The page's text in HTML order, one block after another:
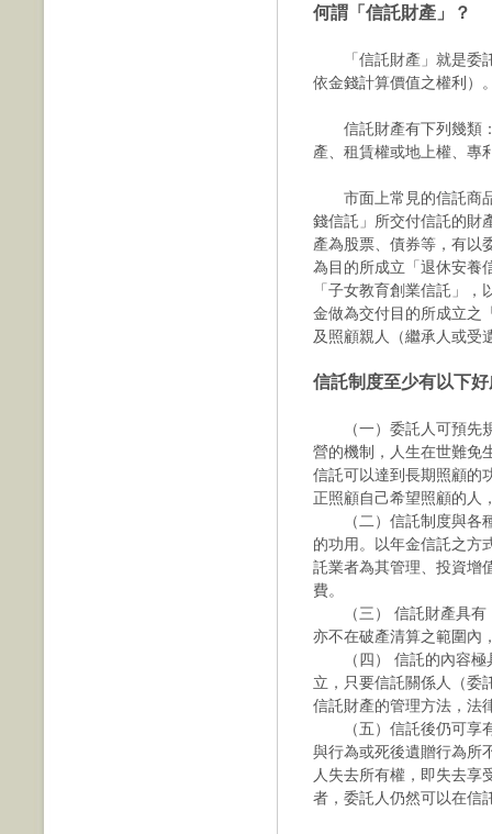
何謂「信託財產」？
「信託財產」就是委託
依金錢計算價值之權利）
信託財產有下列幾類：
產、租賃權或地上權、專
市面上常見的信託商品
錢信託」所交付信託的財
產為股票、債券等，有以
為目的所成立「退休安養
「子女教育創業信託」
金做為交付目的所成立之
及照顧親人（繼承人或受
信託制度至少有以下
（一）委託人可預先規
營的機制，人生在世難免
信託可以達到長期照顧的
正照顧自己希望照顧的人
（二）信託制度與各種
的功用。以年金信託之方
託業者為其管理、投資增
費。
（三） 信託財產具有
亦不在破產清算之範圍內
（四） 信託的內容極
立，只要信託關係人（委
信託財產的管理方法，法
（五）信託後仍可享有
與行為或死後遺贈行為所
人失去所有權，即失去享
者，委託人仍然可以在信